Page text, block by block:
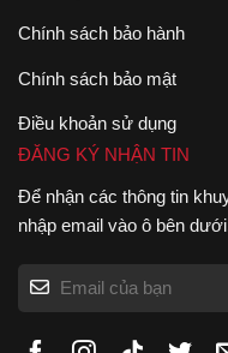
Chính sách bảo hành
Chính sách bảo mật
Điều khoản sử dụng
ĐĂNG KÝ NHẬN TIN
Để nhận các thông tin
nhập email vào ô bên